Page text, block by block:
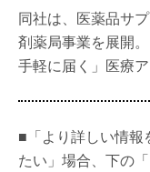
同社は、医薬品サ
剤薬局事業を展開
手軽に届く」医療
■「より詳しい情報
たい」場合、下の